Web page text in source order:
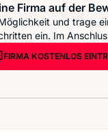
Firma auf der
und trage
ein. Im
FIRMA KOSTENLOS